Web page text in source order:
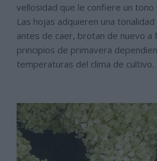
vellosidad que le confiere un
Las hojas adquieren una
antes de caer, brotan de nuevo a
principios de primavera
temperaturas del clima de cultivo.